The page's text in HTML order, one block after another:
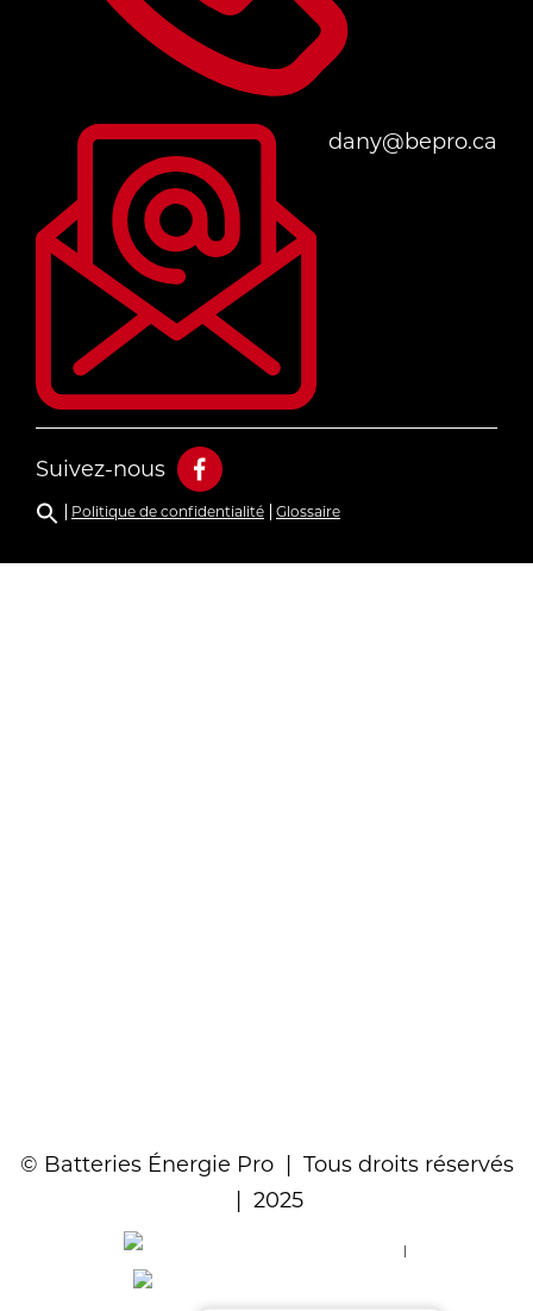
dany@bepro.ca
Suivez-nous
Politique de confidentialité Glossaire
© Batteries Énergie Pro | Tous droits réservés
| 2025